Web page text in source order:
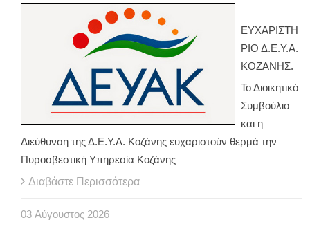
ΕΥΧΑΡΙΣΤΗ
ΡΙΟ Δ.Ε.Υ.Α.
ΚΟΖΑΝΗΣ.
Το Διοικητικό
Συμβούλιο
και η
Διεύθυνση της Δ.Ε.Υ.Α. Κοζάνης ευχαριστούν θερμά την
Πυροσβεστική Υπηρεσία Κοζάνης
Διαβάστε Περισσότερα
03 Αύγουστος 2026